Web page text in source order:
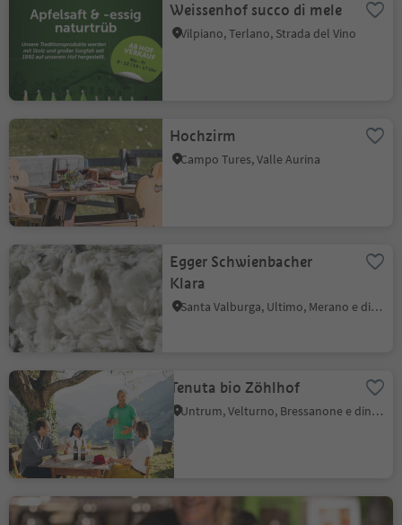
Weissenhof succo di mele
Vilpiano, Terlano, Strada del Vino
Hochzirm
Campo Tures, Valle Aurina
Egger Schwienbacher
Klara
Santa Valburga, Ultimo, Merano e dintorni
Tenuta bio Zöhlhof
Untrum, Velturno, Bressanone e dintorni
Gatterer Paneficio -